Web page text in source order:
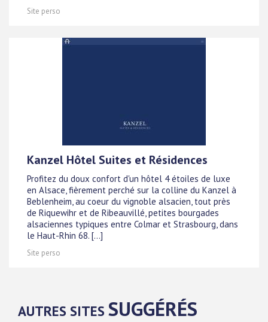
Site perso
Kanzel Hôtel Suites et Résidences
Profitez du doux confort d'un hôtel 4 étoiles de luxe
en Alsace, fièrement perché sur la colline du Kanzel à
Beblenheim, au coeur du vignoble alsacien, tout près
de Riquewihr et de Ribeauvillé, petites bourgades
alsaciennes typiques entre Colmar et Strasbourg, dans
le Haut-Rhin 68. [...]
Site perso
AUTRES SITES SUGGÉRÉS